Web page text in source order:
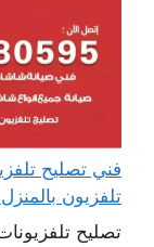
تلفزيون
تصليح